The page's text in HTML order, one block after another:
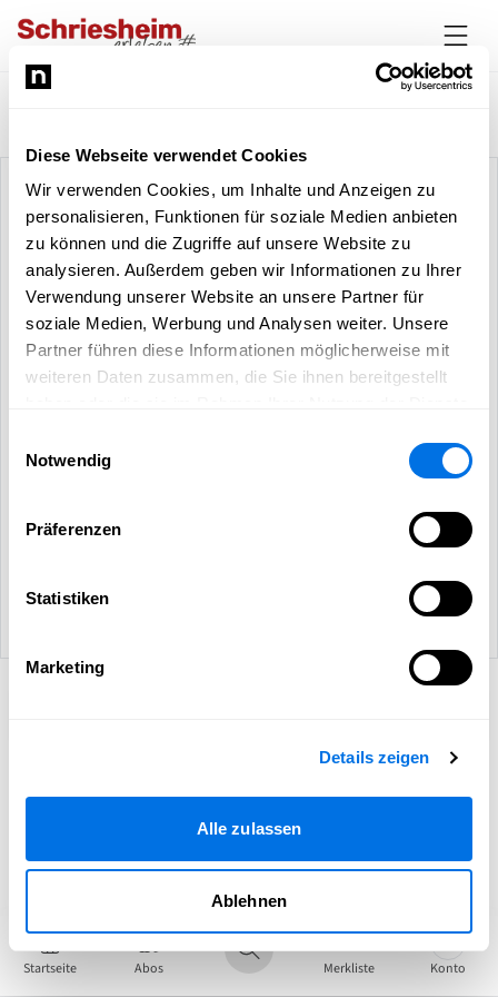
Diese Webseite verwendet Cookies
Wir verwenden Cookies, um Inhalte und Anzeigen zu
personalisieren, Funktionen für soziale Medien anbieten
zu können und die Zugriffe auf unsere Website zu
analysieren. Außerdem geben wir Informationen zu Ihrer
Verwendung unserer Website an unsere Partner für
soziale Medien, Werbung und Analysen weiter. Unsere
Partner führen diese Informationen möglicherweise mit
weiteren Daten zusammen, die Sie ihnen bereitgestellt
Notwendig
Präferenzen
Statistiken
Marketing
Details zeigen
Alle zulassen
Ablehnen
ASSION Lichtwerbeanlagen GmbH
Werbeanlagen in Vollzeit (m/w/d)
ab 19.05.26
Startseite Abos Merkliste Konto